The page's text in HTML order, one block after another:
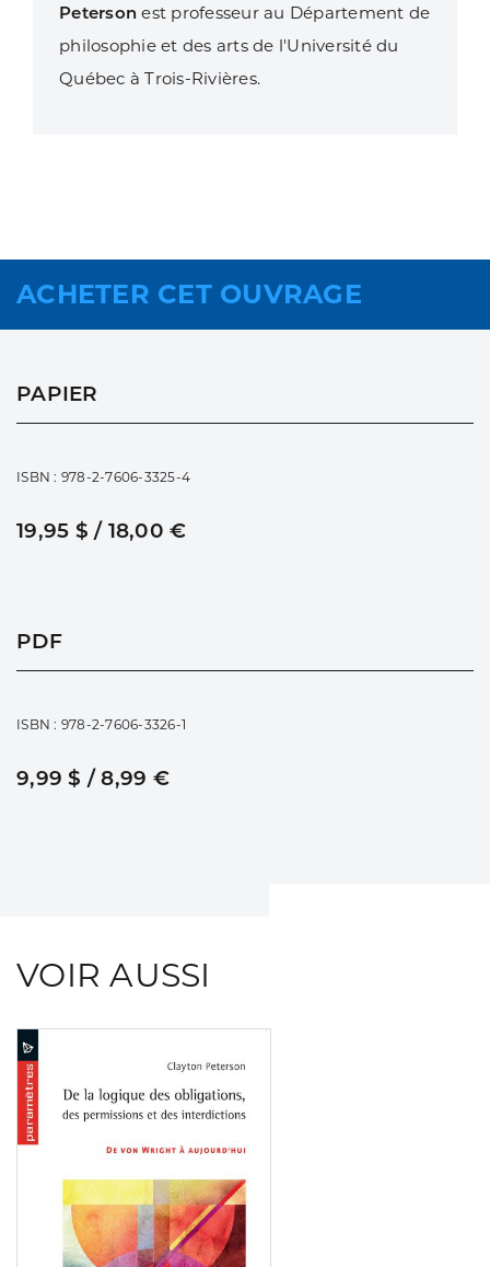
Peterson est professeur au Département de
philosophie et des arts de l'Université du
Québec à Trois-Rivières.
ACHETER CET OUVRAGE
PAPIER
ISBN : 978-2-7606-3325-4
19,95 $ / 18,00 €
PDF
ISBN : 978-2-7606-3326-1
9,99 $ / 8,99 €
VOIR AUSSI